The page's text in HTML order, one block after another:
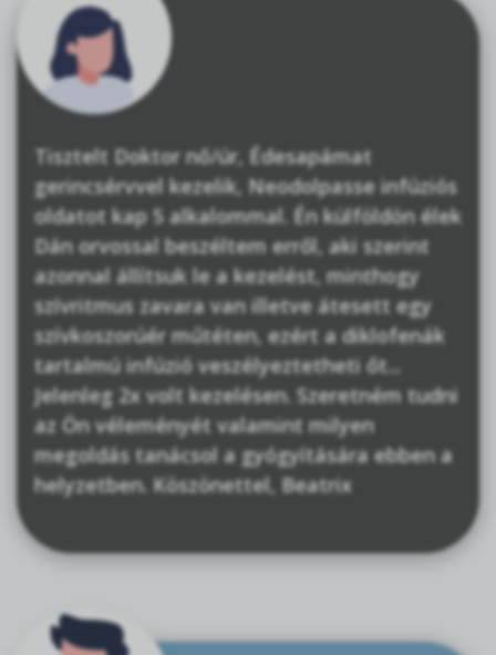
Tisztelt Doktor nő/úr, Édesapámat
gerincsérvvel kezelik, Neodolpasse infúziós
oldatot kap 5 alkalommal. Én külföldön élek
Dán orvossal beszéltem erről, aki szerint
azonnal állítsuk le a kezelést, minthogy
szívritmus zavara van illetve átesett egy
szívkoszorúér műtéten, ezért a diklofenák
tartalmú infúzió veszélyeztetheti őt...
Jelenleg 2x volt kezelésen. Szeretném tudni
az Ön véleményét valamint milyen
megoldás tanácsol a gyógyítására ebben a
helyzetben. Köszönettel, Beatrix